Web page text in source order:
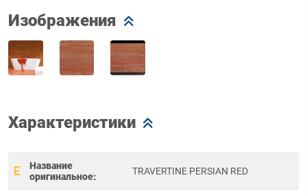
Изображения
Характеристики
Название
оригинальное:
TRAVERTINE PERSIAN RED